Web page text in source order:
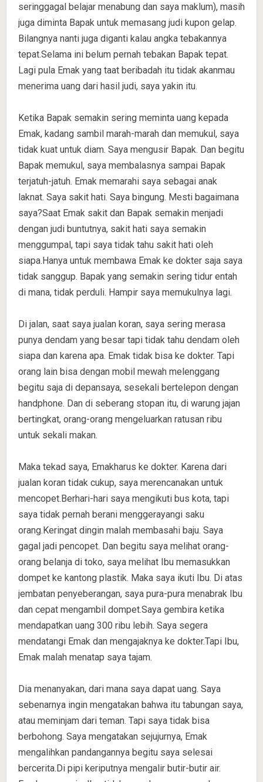
seringgagal belajar menabung dan saya maklum), masih
juga diminta Bapak untuk memasang judi kupon gelap.
Bilangnya nanti juga diganti kalau angka tebakannya
tepat.Selama ini belum pernah tebakan Bapak tepat.
Lagi pula Emak yang taat beribadah itu tidak akanmau
menerima uang dari hasil judi, saya yakin itu.
Ketika Bapak semakin sering meminta uang kepada
Emak, kadang sambil marah-marah dan memukul, saya
tidak kuat untuk diam. Saya mengusir Bapak. Dan begitu
Bapak memukul, saya membalasnya sampai Bapak
terjatuh-jatuh. Emak memarahi saya sebagai anak
laknat. Saya sakit hati. Saya bingung. Mesti bagaimana
saya?Saat Emak sakit dan Bapak semakin menjadi
dengan judi buntutnya, sakit hati saya semakin
menggumpal, tapi saya tidak tahu sakit hati oleh
siapa.Hanya untuk membawa Emak ke dokter saja saya
tidak sanggup. Bapak yang semakin sering tidur entah
di mana, tidak perduli. Hampir saya memukulnya lagi.
Di jalan, saat saya jualan koran, saya sering merasa
punya dendam yang besar tapi tidak tahu dendam oleh
siapa dan karena apa. Emak tidak bisa ke dokter. Tapi
orang lain bisa dengan mobil mewah melenggang
begitu saja di depansaya, sesekali bertelepon dengan
handphone. Dan di seberang stopan itu, di warung jajan
bertingkat, orang-orang mengeluarkan ratusan ribu
untuk sekali makan.
Maka tekad saya, Emakharus ke dokter. Karena dari
jualan koran tidak cukup, saya merencanakan untuk
mencopet.Berhari-hari saya mengikuti bus kota, tapi
saya tidak pernah berani menggerayangi saku
orang.Keringat dingin malah membasahi baju. Saya
gagal jadi pencopet. Dan begitu saya melihat orang-
orang belanja di toko, saya melihat Ibu memasukkan
dompet ke kantong plastik. Maka saya ikuti Ibu. Di atas
jembatan penyeberangan, saya pura-pura menabrak Ibu
dan cepat mengambil dompet.Saya gembira ketika
mendapatkan uang 300 ribu lebih. Saya segera
mendatangi Emak dan mengajaknya ke dokter.Tapi Ibu,
Emak malah menatap saya tajam.
Dia menanyakan, dari mana saya dapat uang. Saya
sebenarnya ingin mengatakan bahwa itu tabungan saya,
atau meminjam dari teman. Tapi saya tidak bisa
berbohong. Saya mengatakan sejujurnya, Emak
mengalihkan pandangannya begitu saya selesai
bercerita.Di pipi keriputnya mengalir butir-butir air.